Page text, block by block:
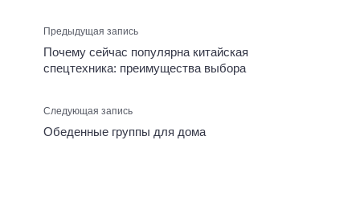
Предыдущая запись
Почему сейчас популярна китайская
спецтехника: преимущества выбора
Следующая запись
Обеденные группы для дома